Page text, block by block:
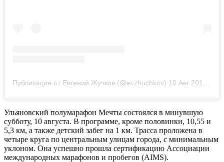
Публикация от Евгений Жучков (@evzhuchkov) 10 Авг 2019 в 1:05 PDT
Ульяновский полумарафон Мечты состоялся в минувшую
субботу, 10 августа. В программе, кроме половинки, 10,55 и
5,3 км, а также детский забег на 1 км. Трасса проложена в
четыре круга по центральным улицам города, с минимальным
уклоном. Она успешно прошла сертификацию Ассоциации
международных марафонов и пробегов (AIMS).